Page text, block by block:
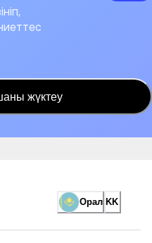
жүктеу
Орал KK